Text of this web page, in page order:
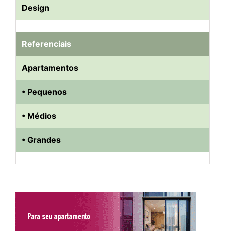
Design
Referenciais
Apartamentos
• Pequenos
• Médios
• Grandes